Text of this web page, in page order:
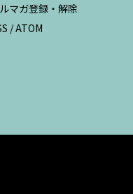
マガ登録・解除
/ATOM